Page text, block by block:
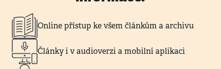
Online přístup ke všem článkům a archivu
Články i v audioverzi a mobilní aplikaci